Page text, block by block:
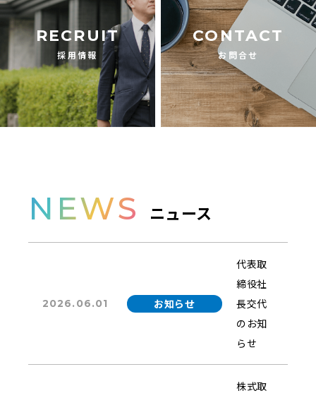
RECRUIT
採用情報
CONTACT
お問合せ
NEWS ニュース
2026.06.01 お知らせ
代表取
締役社
長交代
のお知
らせ
株式取